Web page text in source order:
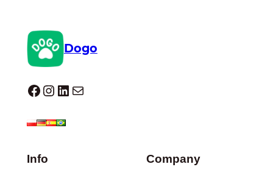
Dogo
Dogo facebook InstagramLinkedIn E-mail
Info Company